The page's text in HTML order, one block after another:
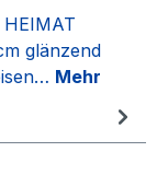
glänzend
Mehr